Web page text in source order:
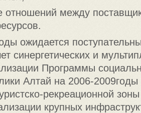
отношений между
ожидается
синергетических и
Программы
Алтай на 2006-
рекреационной
крупных